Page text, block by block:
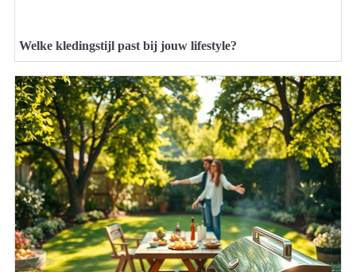
Welke kledingstijl past bij jouw lifestyle?